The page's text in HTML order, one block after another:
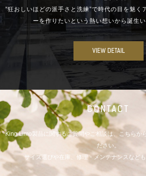
”狂おしいほどの派手さと洗練”で時代の目を魅く
ーを作りたいという熱い想いから誕生い
VIEW DETAIL
CONTACT
King Limo製品に関するご質問やご相談は、こちらか
ださい。
サイズ選びや在庫、修理・メンテナンスなども